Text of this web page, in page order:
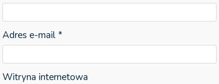
Adres e-mail *
Witryna internetowa